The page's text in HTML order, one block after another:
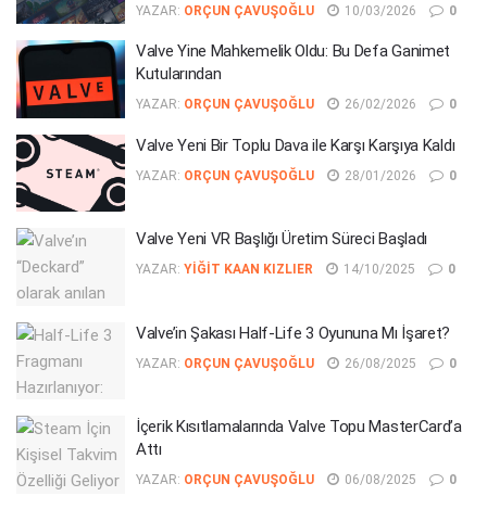
YAZAR: ORÇUN ÇAVUŞOĞLU 10/03/2026 0
Valve Yine Mahkemelik Oldu: Bu Defa Ganimet
Kutularından
YAZAR: ORÇUN ÇAVUŞOĞLU 26/02/2026 0
Valve Yeni Bir Toplu Dava ile Karşı Karşıya Kaldı
YAZAR: ORÇUN ÇAVUŞOĞLU 28/01/2026 0
Valve Yeni VR Başlığı Üretim Süreci Başladı
YAZAR: YIĞIT KAAN KIZLIER 14/10/2025 0
Valve’in Şakası Half-Life 3 Oyununa Mı İşaret?
YAZAR: ORÇUN ÇAVUŞOĞLU 26/08/2025 0
İçerik Kısıtlamalarında Valve Topu MasterCard’a
Attı
YAZAR: ORÇUN ÇAVUŞOĞLU 06/08/2025 0